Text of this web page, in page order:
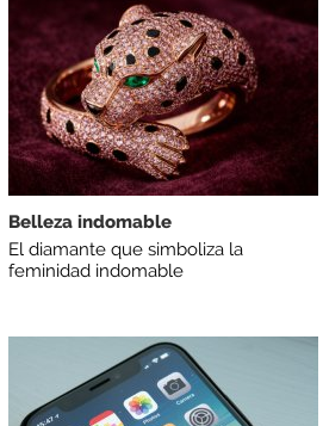
Belleza indomable
El diamante que simboliza la
feminidad indomable